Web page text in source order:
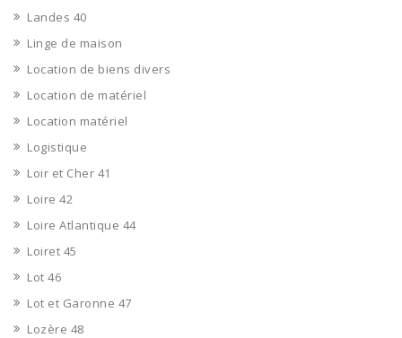
Landes 40
Linge de maison
Location de biens divers
Location de matériel
Location matériel
Logistique
Loir et Cher 41
Loire 42
Loire Atlantique 44
Loiret 45
Lot 46
Lot et Garonne 47
Lozère 48